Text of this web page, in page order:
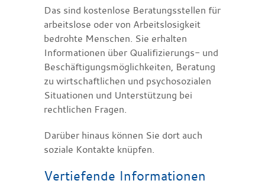
Das sind kostenlose Beratungsstellen für
arbeitslose oder von Arbeitslosigkeit
bedrohte Menschen. Sie erhalten
Informationen über Qualifizierungs- und
Beschäftigungsmöglichkeiten, Beratung
zu wirtschaftlichen und psychosozialen
Situationen und Unterstützung bei
rechtlichen Fragen.
Darüber hinaus können Sie dort auch
soziale Kontakte knüpfen.
Vertiefende Informationen